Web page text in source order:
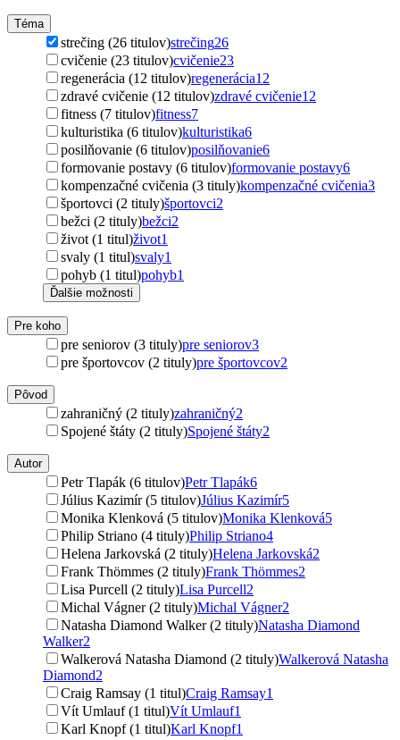
Téma
strečing (26 titulov)strečing26
cvičenie (23 titulov)cvičenie23
regenerácia (12 titulov)regenerácia12
zdravé cvičenie (12 titulov)zdravé cvičenie12
fitness (7 titulov)fitness7
kulturistika (6 titulov)kulturistika6
posilňovanie (6 titulov)posilňovanie6
formovanie postavy (6 titulov)formovanie postavy6
kompenzačné cvičenia (3 tituly)kompenzačné cvičenia3
športovci (2 tituly)športovci2
bežci (2 tituly)bežci2
život (1 titul)život1
svaly (1 titul)svaly1
pohyb (1 titul)pohyb1
Ďalšie možnosti
Pre koho
pre seniorov (3 tituly)pre seniorov3
pre športovcov (2 tituly)pre športovcov2
Pôvod
zahraničný (2 tituly)zahraničný2
Spojené štáty (2 tituly)Spojené štáty2
Autor
Petr Tlapák (6 titulov)Petr Tlapák6
Július Kazimír (5 titulov)Július Kazimír5
Monika Klenková (5 titulov)Monika Klenková5
Philip Striano (4 tituly)Philip Striano4
Helena Jarkovská (2 tituly)Helena Jarkovská2
Frank Thömmes (2 tituly)Frank Thömmes2
Lisa Purcell (2 tituly)Lisa Purcell2
Michal Vágner (2 tituly)Michal Vágner2
Natasha Diamond Walker (2 tituly)Natasha Diamond
Walker2
Walkerová Natasha Diamond (2 tituly)Walkerová Natasha
Diamond2
Craig Ramsay (1 titul)Craig Ramsay1
Vít Umlauf (1 titul)Vít Umlauf1
Karl Knopf (1 titul)Karl Knopf1